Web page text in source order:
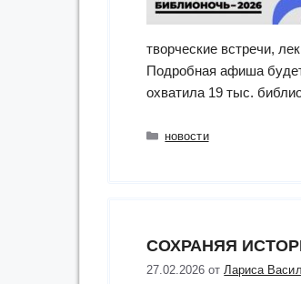
творческие встречи,
Подробная афиша
охватила 19 тыс.
Рубрики
новости
СОХРАНЯЯ
27.02.2026 отЛариса